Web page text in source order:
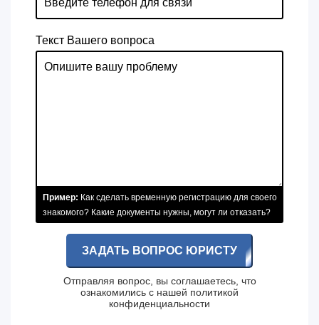
Текст Вашего вопроса
Пример: Как сделать временную регистрацию для своего
знакомого? Какие документы нужны, могут ли отказать?
ЗАДАТЬ ВОПРОС ЮРИСТУ
Отправляя вопрос, вы соглашаетесь, что
ознакомились с нашей политикой
конфиденциальности